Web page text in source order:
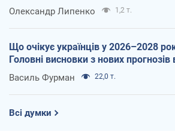
Олександр Липенко 1,2 т.
Що очікує українців у 2026–2028
Головні висновки з нових прогнозів
Василь Фурман 22,0 т.
Всі думки